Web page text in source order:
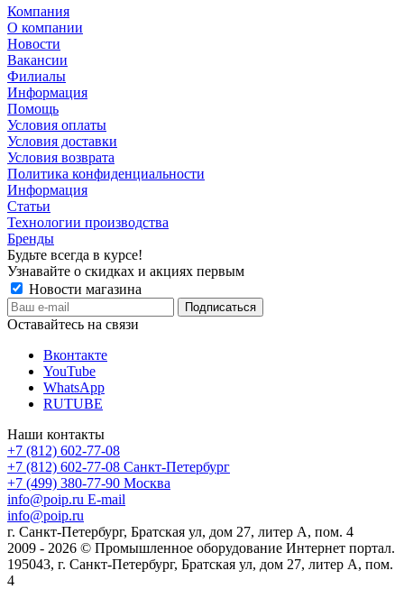
Компания
О компании
Новости
Вакансии
Филиалы
Информация
Помощь
Условия оплаты
Условия доставки
Условия возврата
Политика конфиденциальности
Информация
Статьи
Технологии производства
Бренды
Будьте всегда в курсе!
Узнавайте о скидках и акциях первым
Новости магазина
Оставайтесь на связи
Вконтакте
YouTube
WhatsApp
RUTUBE
Наши контакты
+7 (812) 602-77-08
+7 (812) 602-77-08 Санкт-Петербург
+7 (499) 380-77-90 Москва
info@poip.ru E-mail
info@poip.ru
г. Санкт-Петербург, Братская ул, дом 27, литер А, пом. 4
2009 - 2026 © Промышленное оборудование Интернет портал.
195043, г. Санкт-Петербург, Братская ул, дом 27, литер А, пом.
4